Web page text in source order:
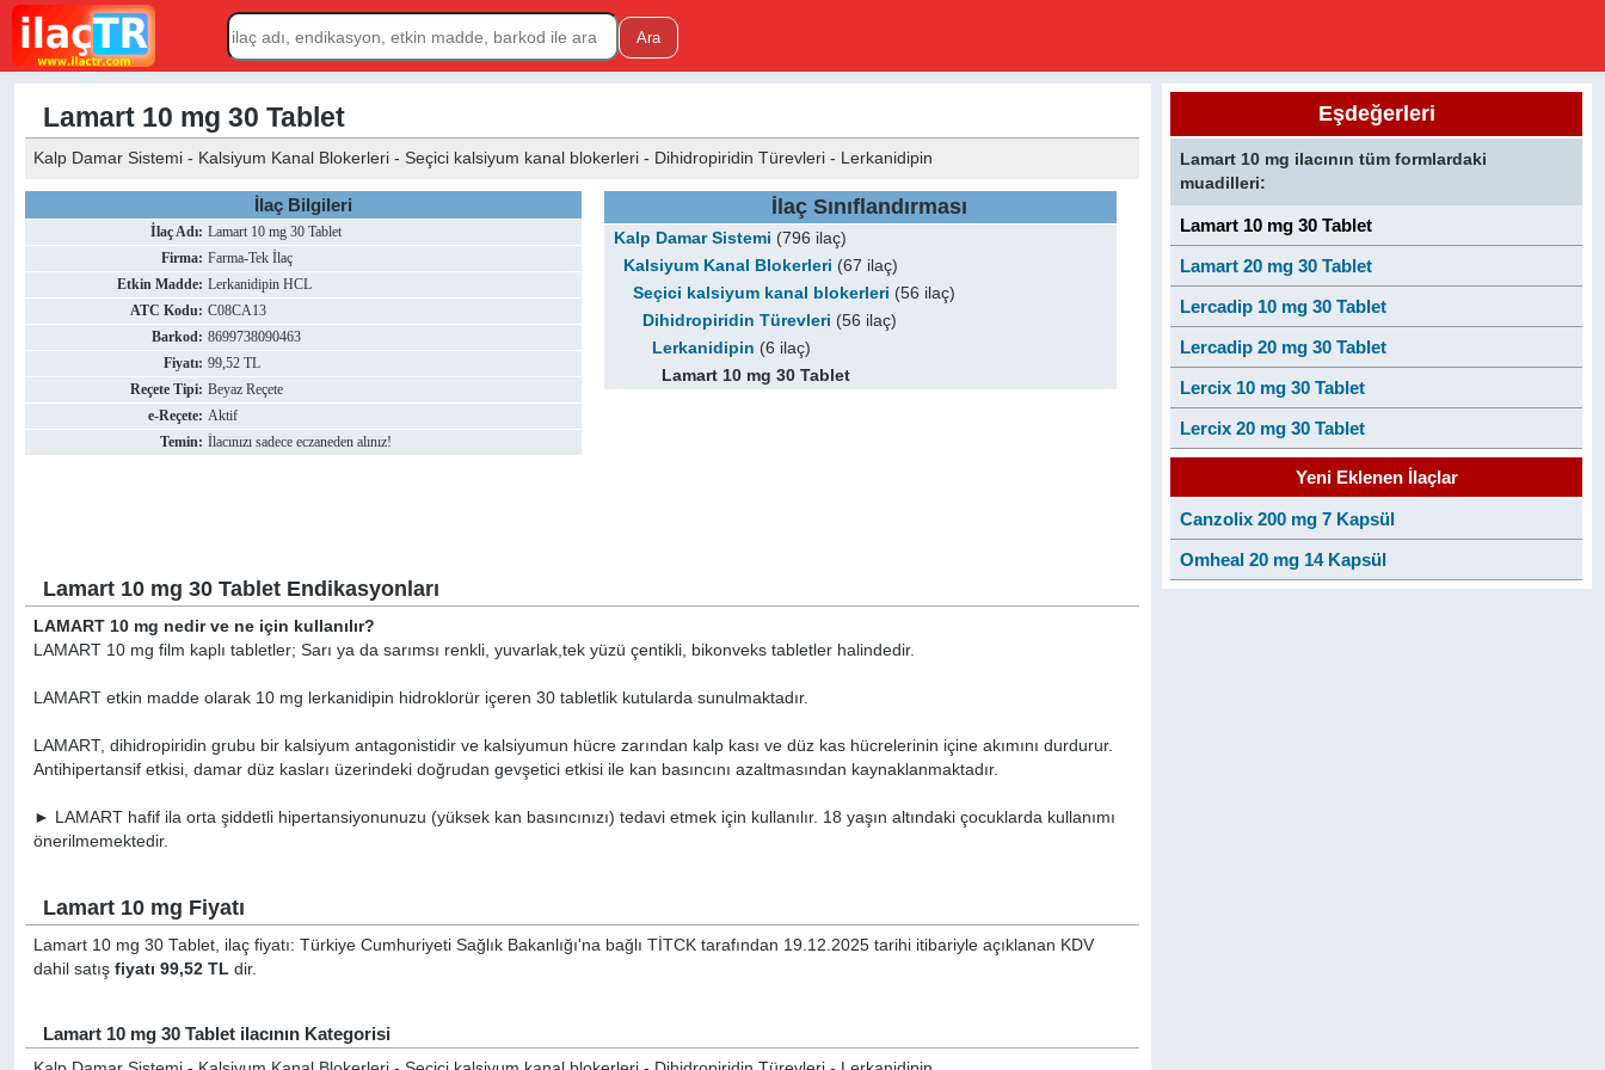
Lamart 10 mg 30 Tablet
Kalp Damar Sistemi - Kalsiyum Kanal Blokerleri - Seçici kalsiyum kanal blokerleri - Dihidropiridin Türevleri - Lerkanidipin
İlaç Bilgileri
İlaç Adı: Lamart 10 mg 30 Tablet
Firma: Farma-Tek İlaç
Etkin Madde: Lerkanidipin HCL
ATC Kodu: C08CA13
Barkod: 8699738090463
Fiyatı: 99,52 TL
Reçete Tipi: Beyaz Reçete
e-Reçete: Aktif
Temin: İlacınızı sadece eczaneden alınız!
İlaç Sınıflandırması
Kalp Damar Sistemi (796 ilaç)
Kalsiyum Kanal Blokerleri (67 ilaç)
Seçici kalsiyum kanal blokerleri (56 ilaç)
Dihidropiridin Türevleri (56 ilaç)
Lerkanidipin (6 ilaç)
Lamart 10 mg 30 Tablet
Lamart 10 mg 30 Tablet Endikasyonları
LAMART 10 mg nedir ve ne için kullanılır?
LAMART 10 mg film kaplı tabletler; Sarı ya da sarımsı renkli, yuvarlak,tek yüzü çentikli, bikonveks tabletler halindedir.
LAMART etkin madde olarak 10 mg lerkanidipin hidroklorür içeren 30 tabletlik kutularda sunulmaktadır.
LAMART, dihidropiridin grubu bir kalsiyum antagonistidir ve kalsiyumun hücre zarından kalp kası ve düz kas hücrelerinin içine akımını durdurur.
Antihipertansif etkisi, damar düz kasları üzerindeki doğrudan gevşetici etkisi ile kan basıncını azaltmasından kaynaklanmaktadır.
► LAMART hafif ila orta şiddetli hipertansiyonunuzu (yüksek kan basıncınızı) tedavi etmek için kullanılır. 18 yaşın altındaki çocuklarda kullanımı
önerilmemektedir.
Lamart 10 mg Fiyatı
Lamart 10 mg 30 Tablet, ilaç fiyatı: Türkiye Cumhuriyeti Sağlık Bakanlığı'na bağlı TİTCK tarafından 19.12.2025 tarihi itibariyle açıklanan KDV
dahil satışfiyatı 99,52 TL dir.
Lamart 10 mg 30 Tablet ilacının Kategorisi
Eşdeğerleri
Lamart 10 mg ilacının tüm formlardaki
muadilleri:
Lamart 10 mg 30 Tablet
Lamart 20 mg 30 Tablet
Lercadip 10 mg 30 Tablet
Lercadip 20 mg 30 Tablet
Lercix 10 mg 30 Tablet
Lercix 20 mg 30 Tablet
Yeni Eklenen İlaçlar
Canzolix 200 mg 7 Kapsül
Omheal 20 mg 14 Kapsül